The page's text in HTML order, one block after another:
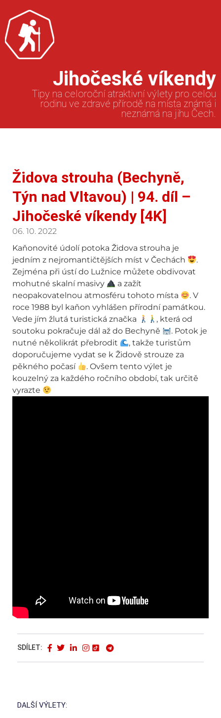
Jihočeské víkendy
Tipy na celoroční atraktivní výlety pro celou
rodinu ve zdravé přírodě na místa známá i
neznámá na jihu Čech.
Židova strouha (Bechyně,
Týn nad Vltavou) | 94. díl –
Jihočeské víkendy [4K]
06. 10. 2022
Kaňonovité údolí potoka Židova strouha je
jedním z nejromantičtějších míst v Čechách
.
Zejména při ústí do Lužnice můžete obdivovat
mohutné skalní masivy
a zažít
neopakovatelnou atmosféru tohoto místa
. V
roce 1988 byl kaňon vyhlášen přírodní památkou.
Vede jím žlutá turistická značka
, která od
soutoku pokračuje dál až do Bechyně
. Potok je
nutné několikrát přebrodit
, takže turistům
doporučujeme vydat se k Židově strouze za
pěkného počasí
. Ovšem tento výlet je
kouzelný za každého ročního období, tak určitě
vyrazte
SDÍLET:
DALŠÍ VÝLETY: